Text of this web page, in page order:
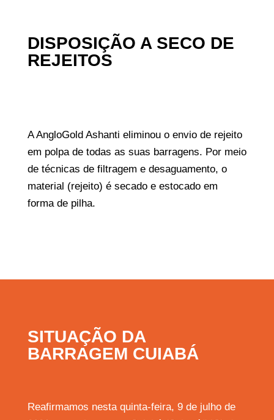
DISPOSIÇÃO A SECO DE
REJEITOS
A AngloGold Ashanti eliminou o envio de rejeito
em polpa de todas as suas barragens. Por meio
de técnicas de filtragem e desaguamento, o
material (rejeito) é secado e estocado em
forma de pilha.
SITUAÇÃO DA
BARRAGEM CUIABÁ
Reafirmamos nesta quinta-feira, 9 de julho de